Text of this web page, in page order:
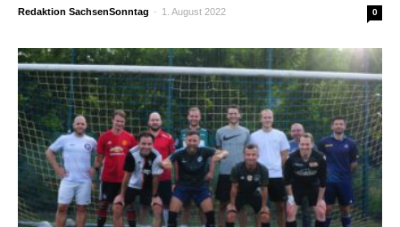
Redaktion SachsenSonntag - 1. August 2022 0